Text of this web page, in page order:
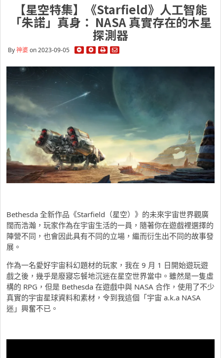
【星空特集】《Starfield》人工智能
「朱諾」真身： NASA 真實存在的木星
探測器
By神婆on 2023-09-05
Bethesda 全新作品《Starfield（星空）》的未來宇宙世界觀廣
闊而浩瀚，玩家作為在宇宙生活的一員，隨著你在遊戲裡選擇的
陣營不同，也會因此具有不同的立場，繼而衍生出不同的故事發
展。
作為一名愛好宇宙科幻題材的玩家，我在 9 月 1 日開始遊玩遊
戲之後，幾乎是廢寢忘餐地沉迷在星空世界當中。雖然是一隻虛
構的 RPG，但是 Bethesda 在遊戲中與 NASA 合作，使用了不少
真實的宇宙星球資料和素材，令到我這個「宇宙 a.k.a NASA
迷」興奮不已。